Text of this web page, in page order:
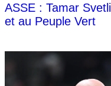
ASSE : Tamar
et au Peuple Vert